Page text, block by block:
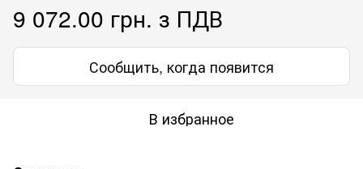
9 072.00 грн. з ПДВ
Сообщить, когда появится
В избранное